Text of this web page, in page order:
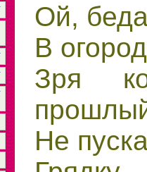
Ой,
В
Зря
Не